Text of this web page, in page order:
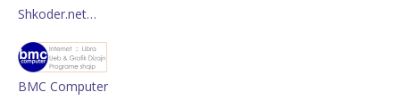
Shkoder.net…
BMC Computer